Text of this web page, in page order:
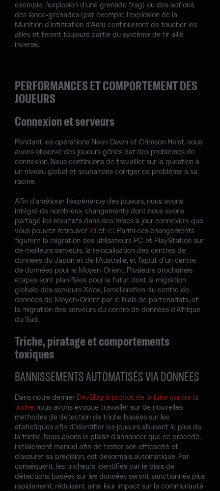
exemple, l'explosion d'une grenade frag) ou des actions
des lance-grenades (par exemple, l'explosion de la
Munition d'infiltration d'Ash) continueront de toucher les
alliés et feront toujours partie du système de tir allié
inversé.
PERFORMANCES ET COMPORTEMENT DES
JOUEURS
Connexion et serveurs
Pendant les opérations Neon Dawn et Crimson Heist, nous
avons observé des joueurs gênés par des problèmes de
connexion. Nous continuons de travailler sur la question à
un niveau global et souhaitons corriger ce problème à sa
racine.
Afin d'améliorer l'expérience des joueurs, nous avons
intégré de nombreux changements dont nous avons
partagé les résultats dans des mises à jour connexion, que
vous pouvez retrouver ici et ici. Parmi ces changements
figurent la migration des utilisateurs PC et PlayStation sur
de meilleurs serveurs, la relocalisation des centres de
données du Japon et de l'Australie, et l'ajout d'un centre
de données pour le Moyen-Orient. Plusieurs prochaines
étapes sont planifiées pour le futur, dont la migration
globale des serveurs Xbox, l'amélioration du centre de
données du Moyen-Orient par le biais de partenariats, et
la migration des serveurs du centre de données d'Afrique
du Sud.
Triche, piratage et comportements
toxiques
BANNISSEMENTS AUTOMATISÉS VIA DONNÉES
Dans notre dernier DevBlog à propos de la lutte contre la
triche, nous avons évoqué travailler sur de nouvelles
méthodes de détection de triche basées sur les
statistiques afin d'identifier les joueurs abusant le plus de
la triche. Nous avons le plaisir d'annoncer que ce procédé,
initialement manuel afin de tester son efficacité et
d'assurer sa précision, est désormais automatique. Par
conséquent, les tricheurs identifiés par le biais de
détections basées sur les données seront sanctionnés plus
rapidement, réduisant ainsi leur impact sur la communauté